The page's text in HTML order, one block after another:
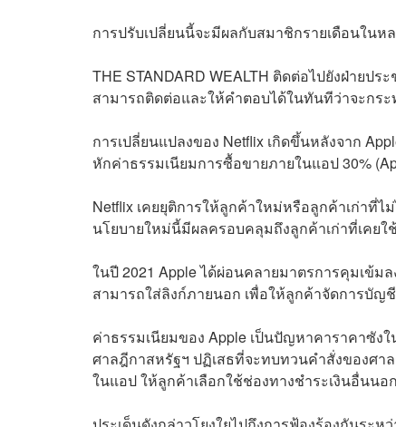
การปรับเปลี่ยนนี้จะมีผลกับสมาชิกรายเดือนในห
THE STANDARD WEALTH ติดต่อไปยังฝ่ายป
สามารถติดต่อและให้คำตอบได้ในทันทีว่าจะกร
การเปลี่ยนแปลงของ Netflix เกิดขึ้นหลังจาก
หักค่าธรรมเนียมการซื้อขายภายในแอป 30%
Netflix เคยยุติการให้ลูกค้าใหม่หรือลูกค้าเก่าที่
นโยบายใหม่นี้มีผลครอบคลุมถึงลูกค้าเก่าที่เคย
ในปี 2021 Apple ได้ผ่อนคลายมาตรการคุมเข้ม
สามารถใส่ลิงก์ภายนอก เพื่อให้ลูกค้าจัดการบัญ
ค่าธรรมเนียมของ Apple เป็นปัญหาคาราคาซั
ศาลฎีกาสหรัฐฯ ปฏิเสธที่จะทบทวนคำสั่งของศ
ในแอป ให้ลูกค้าเลือกใช้ช่องทางชำระเงินอื่นน